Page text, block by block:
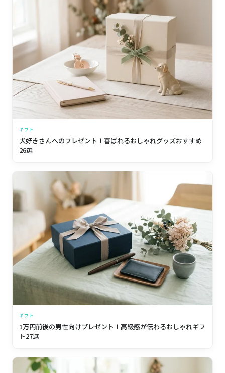
ギフト
犬好きさんへのプレゼント！喜ばれるおしゃれグッズおすすめ
26選
ギフト
1万円前後の男性向けプレゼント！高級感が伝わるおしゃれギフ
ト27選